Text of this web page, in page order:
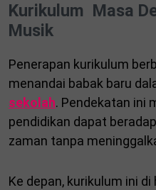
Kurikulum Masa
Musik
Penerapan kurikulum
menandai babak baru
sekolah. Pendekatan ini
pendidikan dapat
zaman tanpa
Ke depan, kurikulum ini